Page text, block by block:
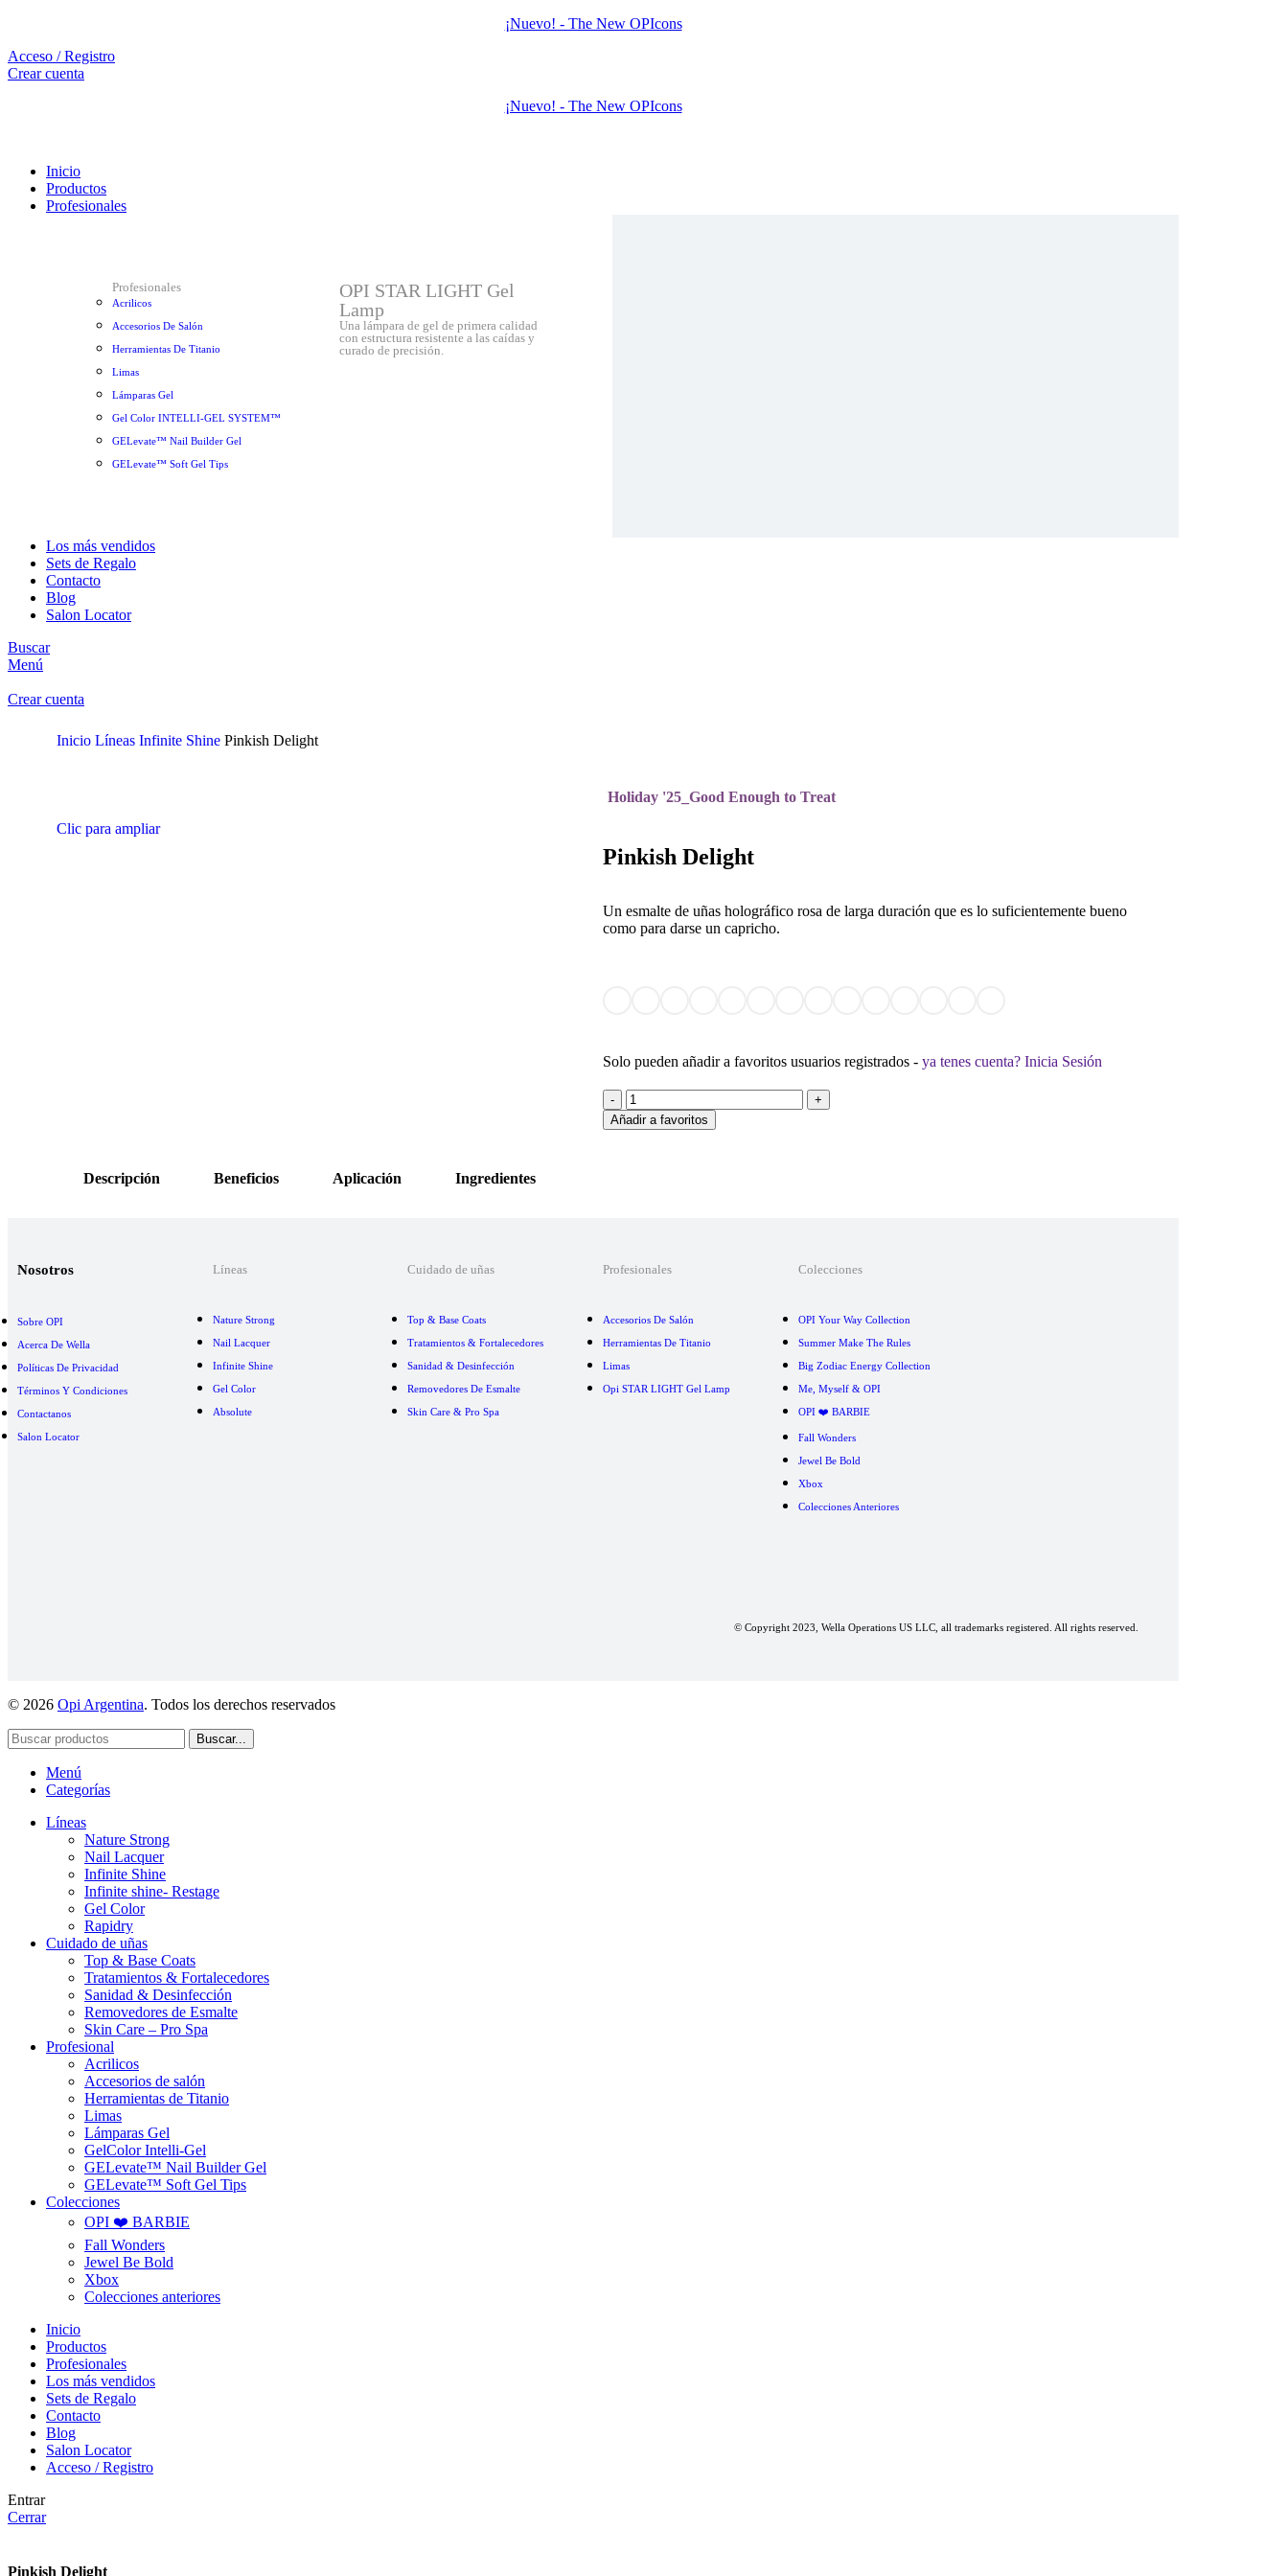
¡Nuevo! - The New OPIcons
Acceso / Registro
Crear cuenta
¡Nuevo! - The New OPIcons
Inicio
Productos
Profesionales
Profesionales
Acrilicos
Accesorios De Salón
Herramientas De Titanio
Limas
Lámparas Gel
Gel Color INTELLI-GEL SYSTEM™
GELevate™ Nail Builder Gel
GELevate™ Soft Gel Tips
OPI STAR LIGHT Gel
Lamp
Una lámpara de gel de primera calidad
con estructura resistente a las caídas y
curado de precisión.
Los más vendidos
Sets de Regalo
Contacto
Blog
Salon Locator
Buscar
Menú
Crear cuenta
Inicio Líneas Infinite Shine Pinkish Delight
Clic para ampliar
Holiday '25_Good Enough to Treat
Pinkish Delight
Un esmalte de uñas holográfico rosa de larga duración que es lo suficientemente bueno
como para darse un capricho.
Solo pueden añadir a favoritos usuarios registrados - ya tenes cuenta? Inicia Sesión
Añadir a favoritos
Descripción Beneficios Aplicación Ingredientes
Nosotros
Sobre OPI
Acerca De Wella
Políticas De Privacidad
Términos Y Condiciones
Contactanos
Salon Locator
Líneas
Nature Strong
Nail Lacquer
Infinite Shine
Gel Color
Absolute
Cuidado de uñas
Top & Base Coats
Tratamientos & Fortalecedores
Sanidad & Desinfección
Removedores De Esmalte
Skin Care & Pro Spa
Profesionales
Accesorios De Salón
Herramientas De Titanio
Limas
Opi STAR LIGHT Gel Lamp
Colecciones
OPI Your Way Collection
Summer Make The Rules
Big Zodiac Energy Collection
Me, Myself & OPI
OPI ❤️ BARBIE
Fall Wonders
Jewel Be Bold
Xbox
Colecciones Anteriores
© Copyright 2023, Wella Operations US LLC, all trademarks registered. All rights reserved.
© 2026 Opi Argentina. Todos los derechos reservados
Buscar...
Menú
Categorías
Líneas
Nature Strong
Nail Lacquer
Infinite Shine
Infinite shine- Restage
Gel Color
Rapidry
Cuidado de uñas
Top & Base Coats
Tratamientos & Fortalecedores
Sanidad & Desinfección
Removedores de Esmalte
Skin Care – Pro Spa
Profesional
Acrilicos
Accesorios de salón
Herramientas de Titanio
Limas
Lámparas Gel
GelColor Intelli-Gel
GELevate™ Nail Builder Gel
GELevate™ Soft Gel Tips
Colecciones
OPI ❤️ BARBIE
Fall Wonders
Jewel Be Bold
Xbox
Colecciones anteriores
Inicio
Productos
Profesionales
Los más vendidos
Sets de Regalo
Contacto
Blog
Salon Locator
Acceso / Registro
Entrar
Cerrar
Pinkish Delight